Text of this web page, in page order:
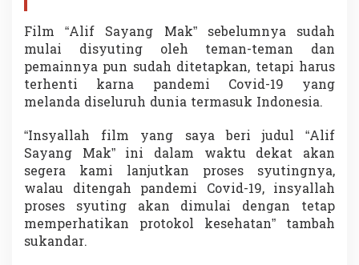
a
S
a
g
u
Film “Alif Sayang Mak” sebelumnya sudah
mulai disyuting oleh teman-teman dan
pemainnya pun sudah ditetapkan, tetapi harus
terhenti karna pandemi Covid-19 yang
melanda diseluruh dunia termasuk Indonesia.
“Insyallah film yang saya beri judul “Alif
Sayang Mak” ini dalam waktu dekat akan
segera kami lanjutkan proses syutingnya,
walau ditengah pandemi Covid-19, insyallah
proses syuting akan dimulai dengan tetap
memperhatikan protokol kesehatan” tambah
sukandar.